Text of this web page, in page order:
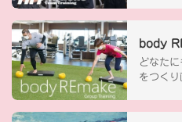
body
どなた
をつく